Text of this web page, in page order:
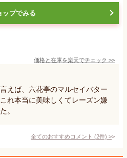
ップでみる
価格と在庫を楽天でチェック >>
えば、六花亭のマルセイバター
れ本当に美味しくてレーズン嫌
。
全てのおすすめコメント (2件) >